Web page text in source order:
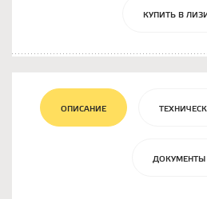
КУПИТЬ В
ОПИСАНИЕ
ДОКУМЕНТЫ